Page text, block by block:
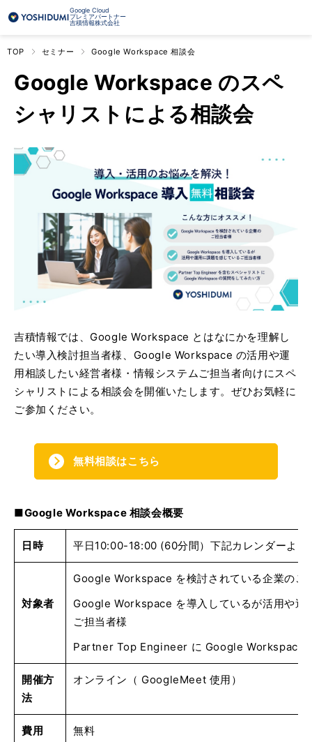
Google Cloud
プレミアパートナー
吉積情報株式会社
TOP セミナー Google Workspace 相談会
Google Workspace のスペ
シャリストによる相談会
吉積情報では、Google Workspace とはなにかを理解し
たい導入検討担当者様、Google Workspace の活用や運
用相談したい経営者様・情報システムご担当者向けにスペ
シャリストによる相談会を開催いたします。ぜひお気軽に
ご参加ください。
無料相談はこちら
■Google Workspace 相談会概要
日時 平日10:00-18:00 (60分間）下記カレンダーより
対象者
Google Workspace を検討されている企業のご
Google Workspace を導入しているが活用や運
ご担当者様
Partner Top Engineer に Google Workspace
開催方
法
オンライン（ GoogleMeet 使用）
費用 無料